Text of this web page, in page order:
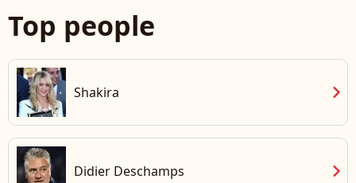
Top people
Shakira chevron_right
Didier Deschamps chevron_right